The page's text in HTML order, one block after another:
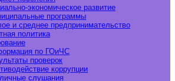
экономическое развитие
программы
и среднее предпринимательство
политика
по ГОиЧС
проверок
коррупции
слушания